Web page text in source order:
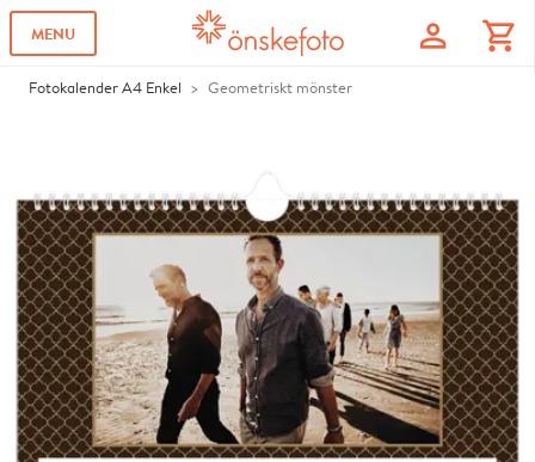
MENU profile shopping_cart
Fotokalender A4 Enkel Geometriskt mönster